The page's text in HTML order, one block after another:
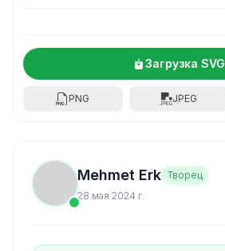
Загрузка SVG
PNG JPEG
Mehmet Erk Творец
28 мая 2024 г.